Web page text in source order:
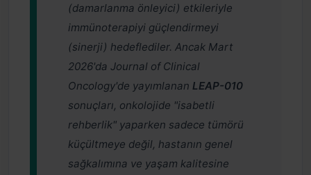
(damarlanma önleyici) etkileriyle
immünoterapiyi güçlendirmeyi
(sinerji) hedeflediler. Ancak Mart
2026'da Journal of Clinical
Oncology'de yayımlanan LEAP-010
sonuçları, onkolojide "isabetli
rehberlik" yaparken sadece tümörü
küçültmeye değil, hastanın genel
sağkalımına ve yaşam kalitesine